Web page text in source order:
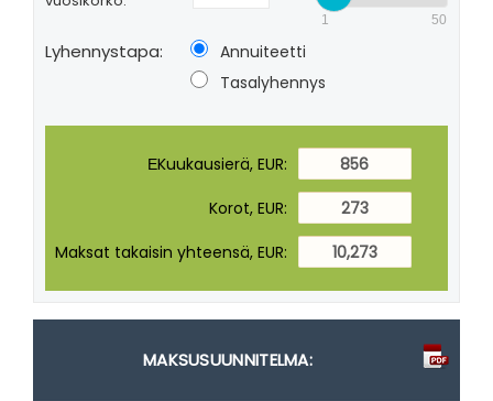
1 50
Lyhennystapa:
Annuiteetti
Tasalyhennys
ЕKuukausierä, EUR:
856
Korot, EUR:
273
Maksat takaisin yhteensä, EUR:
10,273
MAKSUSUUNNITELMA: